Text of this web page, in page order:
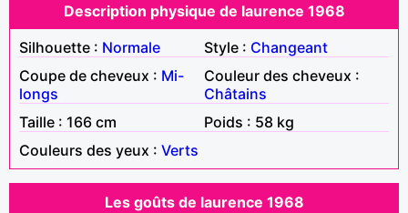
Description physique de laurence 1968
Silhouette : Normale Style : Changeant
Coupe de cheveux : Mi-
longs
Couleur des cheveux :
Châtains
Taille : 166 cm
Poids : 58 kg
Couleurs des yeux : Verts
Les goûts de laurence 1968